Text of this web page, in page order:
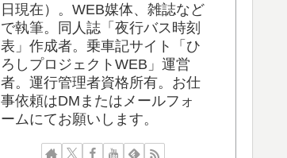
日現在）。WEB媒体、雑誌など
で執筆。同人誌「夜行バス時刻
表」作成者。乗車記サイト「ひ
ろしプロジェクトWEB」運営
者。運行管理者資格所有。お仕
事依頼はDMまたはメールフォ
ームにてお願いします。